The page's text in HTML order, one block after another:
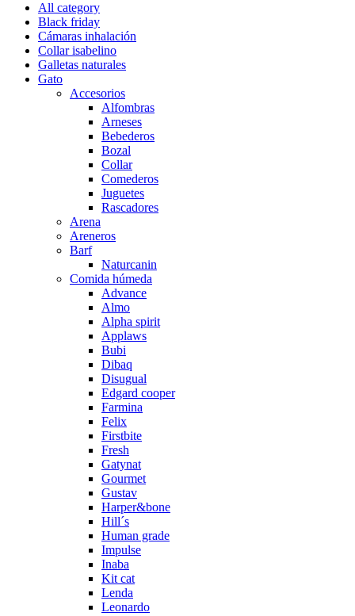
All category
Black friday
Cámaras inhalación
Collar isabelino
Galletas naturales
Gato
Accesorios
Alfombras
Arneses
Bebederos
Bozal
Collar
Comederos
Juguetes
Rascadores
Arena
Areneros
Barf
Naturcanin
Comida húmeda
Advance
Almo
Alpha spirit
Applaws
Bubi
Dibaq
Disugual
Edgard cooper
Farmina
Felix
Firstbite
Fresh
Gatynat
Gourmet
Gustav
Harper&bone
Hill´s
Human grade
Impulse
Inaba
Kit cat
Lenda
Leonardo